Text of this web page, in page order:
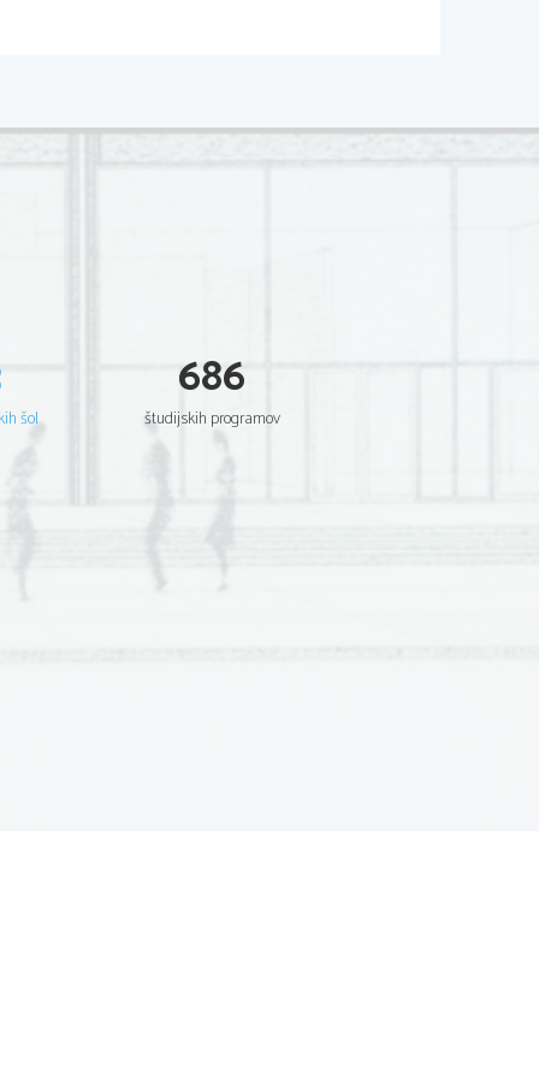
šol
686
študijskih programov